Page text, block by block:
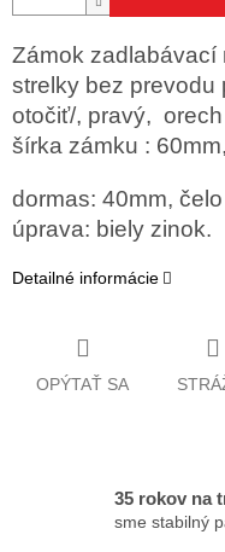
Zámok zadlabávací
strelky bez prevodu
otočiť/, pravý,
šírka zámku : 60mm,
dormas: 40mm,
úprava: biely zinok.
Detailné informácie
OPÝTAŤ SA
35 rokov na
sme stabilný